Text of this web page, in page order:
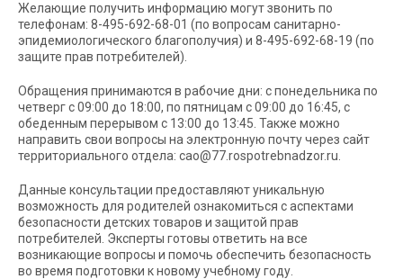
Желающие получить информацию могут звонить по
телефонам: 8-495-692-68-01 (по вопросам санитарно-
эпидемиологического благополучия) и 8-495-692-68-19 (по
защите прав потребителей).
Обращения принимаются в рабочие дни: с понедельника по
четверг с 09:00 до 18:00, по пятницам с 09:00 до 16:45, с
обеденным перерывом с 13:00 до 13:45. Также можно
направить свои вопросы на электронную почту через сайт
территориального отдела: cao@77.rospotrebnadzor.ru.
Данные консультации предоставляют уникальную
возможность для родителей ознакомиться с аспектами
безопасности детских товаров и защитой прав
потребителей. Эксперты готовы ответить на все
возникающие вопросы и помочь обеспечить безопасность
во время подготовки к новому учебному году.